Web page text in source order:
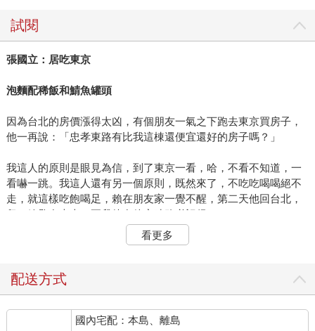
試閱
張國立：居吃東京
泡麵配稀飯和鯖魚罐頭
因為台北的房價漲得太凶，有個朋友一氣之下跑去東京買房子，
他一再說：「忠孝東路有比我這棟還便宜還好的房子嗎？」
我這人的原則是眼見為信，到了東京一看，哈，不看不知道，一
看嚇一跳。我這人還有另一個原則，既然來了，不吃吃喝喝絕不
走，就這樣吃飽喝足，賴在朋友家一覺不醒，第二天他回台北，
留了鑰匙在桌上，要我待在他家時務必記得：
「請留心水電、請不要亂帶美眉回來、不在時請關好門窗、要喝
單枕頭套洗乾淨、請把垃圾處理掉、請鎖好門將鑰匙帶回台北還
他還附上一張圖，說明他家的室內布置和生活日用品的儲放位
看更多
配送方式
國內宅配：本島、離島